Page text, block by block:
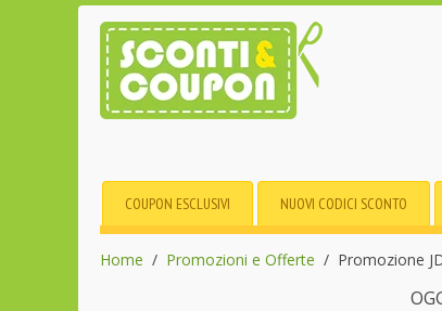
COUPON ESCLUSIVI NUOVI CODICI SCONTO
Home Promozioni e Offerte Promozione